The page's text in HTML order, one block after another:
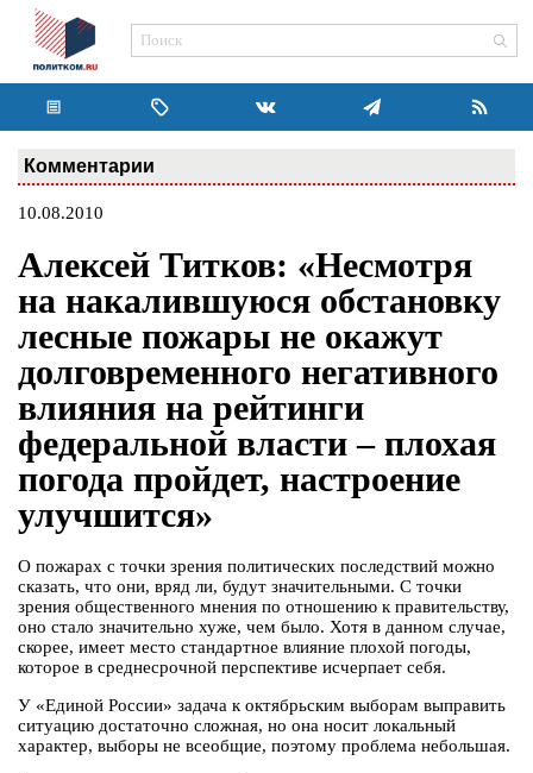
Комментарии
10.08.2010
Алексей Титков: «Несмотря
на накалившуюся обстановку
лесные пожары не окажут
долговременного негативного
влияния на рейтинги
федеральной власти – плохая
погода пройдет, настроение
улучшится»
О пожарах с точки зрения политических последствий можно
сказать, что они, вряд ли, будут значительными. С точки
зрения общественного мнения по отношению к правительству,
оно стало значительно хуже, чем было. Хотя в данном случае,
скорее, имеет место стандартное влияние плохой погоды,
которое в среднесрочной перспективе исчерпает себя.
У «Единой России» задача к октябрьским выборам выправить
ситуацию достаточно сложная, но она носит локальный
характер, выборы не всеобщие, поэтому проблема небольшая.